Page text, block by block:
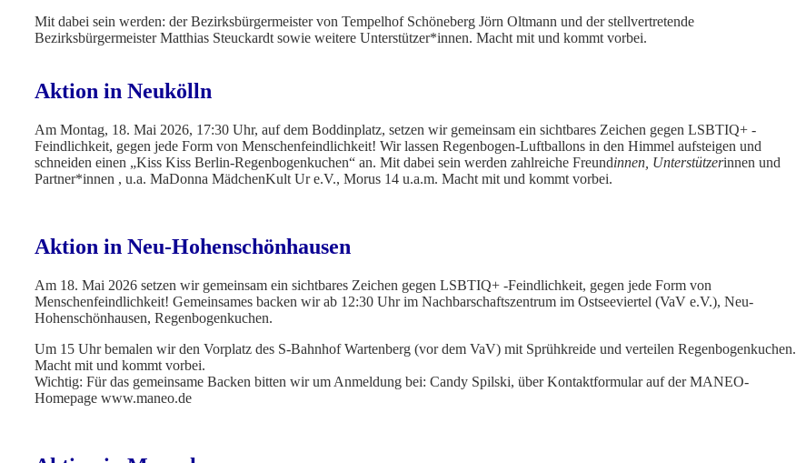
Mit dabei sein werden: der Bezirksbürgermeister von Tempelhof Schöneberg Jörn Oltmann und der stellvertretende
Bezirksbürgermeister Matthias Steuckardt sowie weitere Unterstützer*innen. Macht mit und kommt vorbei.
Aktion in Neukölln
Am Montag, 18. Mai 2026, 17:30 Uhr, auf dem Boddinplatz, setzen wir gemeinsam ein sichtbares Zeichen gegen LSBTIQ+ -
Feindlichkeit, gegen jede Form von Menschenfeindlichkeit! Wir lassen Regenbogen-Luftballons in den Himmel aufsteigen und
schneiden einen „Kiss Kiss Berlin-Regenbogenkuchen“ an. Mit dabei sein werden zahlreiche Freundinnen, Unterstützerinnen und
Partner*innen , u.a. MaDonna MädchenKult Ur e.V., Morus 14 u.a.m. Macht mit und kommt vorbei.
Aktion in Neu-Hohenschönhausen
Am 18. Mai 2026 setzen wir gemeinsam ein sichtbares Zeichen gegen LSBTIQ+ -Feindlichkeit, gegen jede Form von
Menschenfeindlichkeit! Gemeinsames backen wir ab 12:30 Uhr im Nachbarschaftszentrum im Ostseeviertel (VaV e.V.), Neu-
Hohenschönhausen, Regenbogenkuchen.
Um 15 Uhr bemalen wir den Vorplatz des S-Bahnhof Wartenberg (vor dem VaV) mit Sprühkreide und verteilen Regenbogenkuchen.
Macht mit und kommt vorbei.
Wichtig: Für das gemeinsame Backen bitten wir um Anmeldung bei: Candy Spilski, über Kontaktformular auf der MANEO-
Homepage www.maneo.de